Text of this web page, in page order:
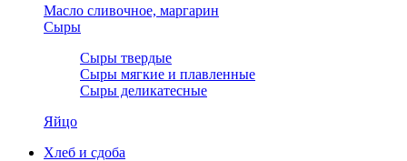
Масло сливочное, маргарин
Сыры
Сыры твердые
Сыры мягкие и плавленные
Сыры деликатесные
Яйцо
Хлеб и сдоба